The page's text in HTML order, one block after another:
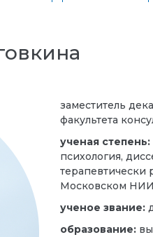
заместитель
факультета
ученая степень:
психология,
Московском НИИ
ученое звание:
образование: